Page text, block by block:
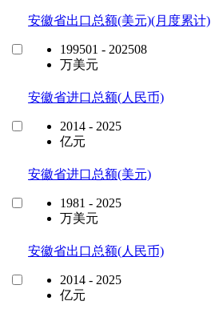
安徽省出口总额(美元)(月度累计)
199501 - 202508
万美元
安徽省进口总额(人民币)
2014 - 2025
亿元
安徽省进口总额(美元)
1981 - 2025
万美元
安徽省出口总额(人民币)
2014 - 2025
亿元